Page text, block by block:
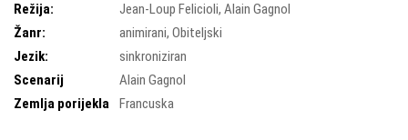
Režija:
Jean-Loup Felicioli,Alain Gagnol
Žanr:
animirani,Obiteljski
Jezik:
sinkroniziran
Scenarij
Alain Gagnol
Zemlja porijekla
Francuska